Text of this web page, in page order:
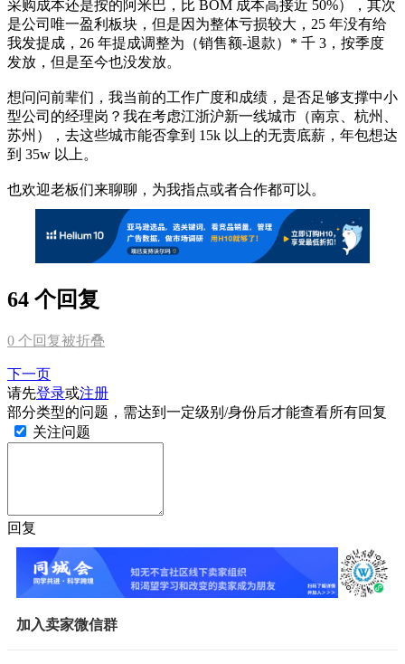
采购成本还是按的阿米巴，比 BOM 成本高接近 50%），其次
是公司唯一盈利板块，但是因为整体亏损较大，25 年没有给
我发提成，26 年提成调整为（销售额-退款）* 千 3，按季度
发放，但是至今也没发放。
想问问前辈们，我当前的工作广度和成绩，是否足够支撑中小
型公司的经理岗？我在考虑江浙沪新一线城市（南京、杭州、
苏州），去这些城市能否拿到 15k 以上的无责底薪，年包想达
到 35w 以上。
也欢迎老板们来聊聊，为我指点或者合作都可以。
64 个回复
0 个回复被折叠
下一页
请先登录或注册
部分类型的问题，需达到一定级别/身份后才能查看所有回复
关注问题
回复
加入卖家微信群